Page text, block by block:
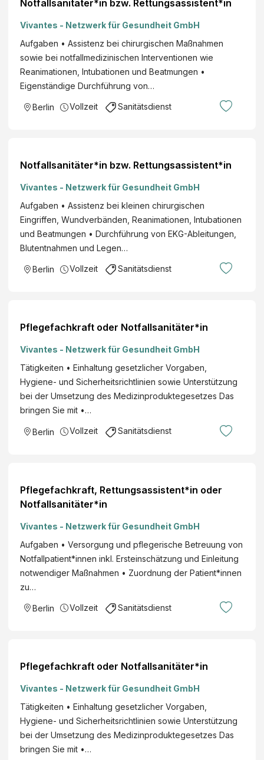
Notfallsanitäter*in bzw. Rettungsassistent*in
Vivantes - Netzwerk für Gesundheit GmbH
Aufgaben • Assistenz bei chirurgischen Maßnahmen
sowie bei notfallmedizinischen Interventionen wie
Reanimationen, Intubationen und Beatmungen •
Eigenständige Durchführung von…
Berlin Vollzeit Sanitätsdienst
Notfallsanitäter*in bzw. Rettungsassistent*in
Vivantes - Netzwerk für Gesundheit GmbH
Aufgaben • Assistenz bei kleinen chirurgischen
Eingriffen, Wundverbänden, Reanimationen, Intubationen
und Beatmungen • Durchführung von EKG-Ableitungen,
Blutentnahmen und Legen…
Berlin Vollzeit Sanitätsdienst
Pflegefachkraft oder Notfallsanitäter*in
Vivantes - Netzwerk für Gesundheit GmbH
Tätigkeiten • Einhaltung gesetzlicher Vorgaben,
Hygiene- und Sicherheitsrichtlinien sowie Unterstützung
bei der Umsetzung des Medizinproduktegesetzes Das
bringen Sie mit •…
Berlin Vollzeit Sanitätsdienst
Pflegefachkraft, Rettungsassistent*in oder
Notfallsanitäter*in
Vivantes - Netzwerk für Gesundheit GmbH
Aufgaben • Versorgung und pflegerische Betreuung von
Notfallpatient*innen inkl. Ersteinschätzung und Einleitung
notwendiger Maßnahmen • Zuordnung der Patient*innen
zu…
Berlin Vollzeit Sanitätsdienst
Pflegefachkraft oder Notfallsanitäter*in
Vivantes - Netzwerk für Gesundheit GmbH
Tätigkeiten • Einhaltung gesetzlicher Vorgaben,
Hygiene- und Sicherheitsrichtlinien sowie Unterstützung
bei der Umsetzung des Medizinproduktegesetzes Das
bringen Sie mit •…